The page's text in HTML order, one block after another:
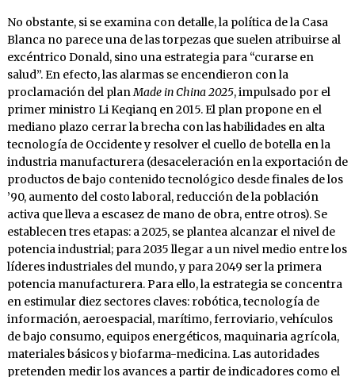
No obstante, si se examina con detalle, la política de la Casa
Blanca no parece una de las torpezas que suelen atribuirse al
excéntrico Donald, sino una estrategia para “curarse en
salud”. En efecto, las alarmas se encendieron con la
proclamación del planMade in China 2025, impulsado por el
primer ministro Li Keqianq en 2015. El plan propone en el
mediano plazo cerrar la brecha con las habilidades en alta
tecnología de Occidente y resolver el cuello de botella en la
industria manufacturera (desaceleración en la exportación de
productos de bajo contenido tecnológico desde finales de los
’90, aumento del costo laboral, reducción de la población
activa que lleva a escasez de mano de obra, entre otros). Se
establecen tres etapas: a 2025, se plantea alcanzar el nivel de
potencia industrial; para 2035 llegar a un nivel medio entre los
líderes industriales del mundo, y para 2049 ser la primera
potencia manufacturera. Para ello, la estrategia se concentra
en estimular diez sectores claves: robótica, tecnología de
información, aeroespacial, marítimo, ferroviario, vehículos
de bajo consumo, equipos energéticos, maquinaria agrícola,
materiales básicos y biofarma-medicina. Las autoridades
pretenden medir los avances a partir de indicadores como el